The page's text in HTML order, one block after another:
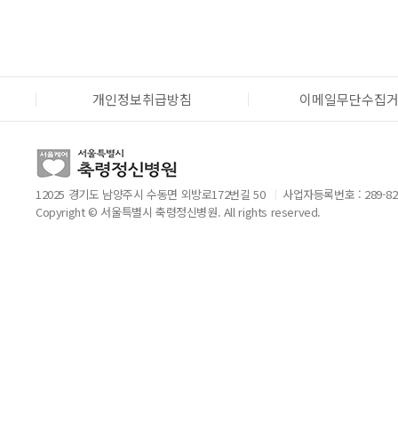
개인정보취급방침 이메일무단수집
12025 경기도 남양주시 수동면 외방로172번길 50
사업자등록번호 : 289-
Copyright © 서울특별시 축령정신병원. All rights reserved.